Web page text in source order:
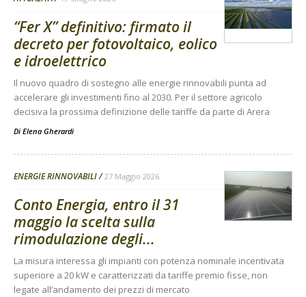
“Fer X” definitivo: firmato il
decreto per fotovoltaico, eolico
e idroelettrico
Il nuovo quadro di sostegno alle energie rinnovabili punta ad
accelerare gli investimenti fino al 2030. Per il settore agricolo
decisiva la prossima definizione delle tariffe da parte di Arera
Di Elena Gherardi
ENERGIE RINNOVABILI 27 Maggio 2026
Conto Energia, entro il 31
maggio la scelta sulla
rimodulazione degli...
La misura interessa gli impianti con potenza nominale incentivata
superiore a 20 kW e caratterizzati da tariffe premio fisse, non
legate all’andamento dei prezzi di mercato